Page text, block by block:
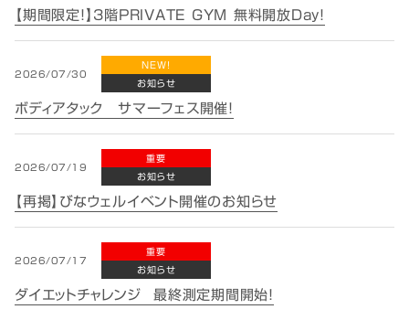
【期間限定！】3階PRIVATE GYM 無料開放Day！
2026/07/30
NEW!
お知らせ
ボディアタック サマーフェス開催！
2026/07/19
重要
お知らせ
【再掲】びなウェルイベント開催のお知らせ
2026/07/17
重要
お知らせ
ダイエットチャレンジ 最終測定期間開始！